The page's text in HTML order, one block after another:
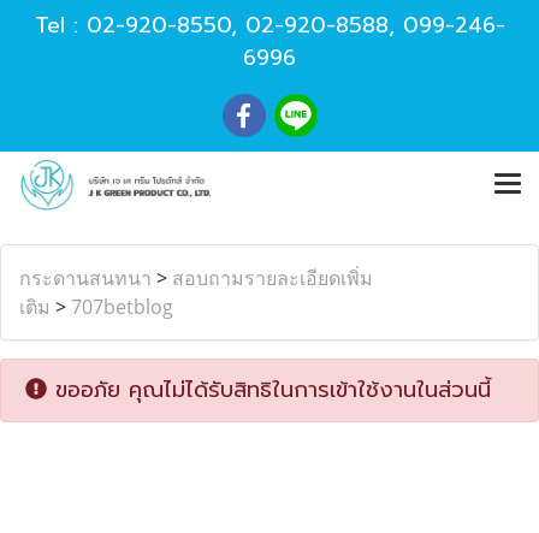
Tel : 02-920-8550, 02-920-8588, 099-246-
6996
กระดานสนทนา > สอบถามรายละเอียดเพิ่ม
เติม >707betblog
ขออภัย คุณไม่ได้รับสิทธิในการเข้าใช้งานในส่วนนี้